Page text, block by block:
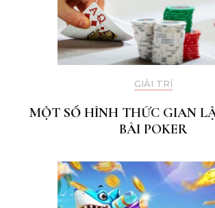
GIẢI TRÍ
MỘT SỐ HÌNH THỨC GIAN
BÀI POKER